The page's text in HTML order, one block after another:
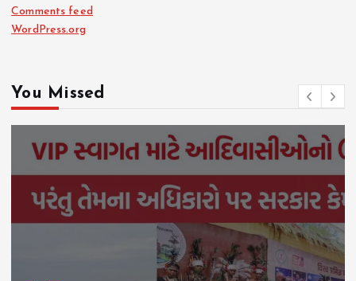
Comments feed
WordPress.org
You Missed